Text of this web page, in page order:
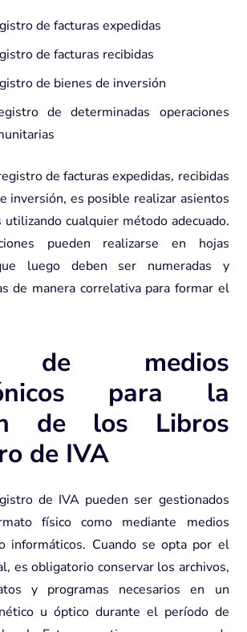
de facturas expedidas
de facturas recibidas
de bienes de inversión
de determinadas operaciones
de facturas expedidas, recibidas
inversión, es posible realizar asientos
utilizando cualquier método adecuado.
pueden realizarse en hojas
luego deben ser numeradas y
de manera correlativa para formar el
de medios
para la
de los Libros
de IVA
de IVA pueden ser gestionados
físico como mediante medios
informáticos. Cuando se opta por el
es obligatorio conservar los archivos,
y programas necesarios en un
u óptico durante el período de